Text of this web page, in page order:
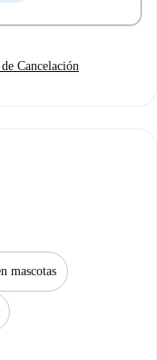
Cancelación
mascotas